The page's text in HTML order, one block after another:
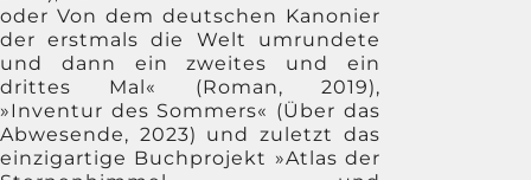
oder Von dem deutschen Kanonier
der erstmals die Welt umrundete
und dann ein zweites und ein
drittes Mal« (Roman, 2019),
»Inventur des Sommers« (Über das
Abwesende, 2023) und zuletzt das
einzigartige Buchprojekt »Atlas der